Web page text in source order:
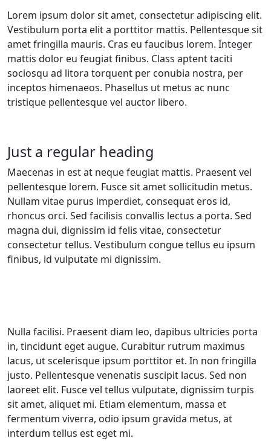
Lorem ipsum dolor sit amet, consectetur adipiscing elit.
Vestibulum porta elit a porttitor mattis. Pellentesque sit
amet fringilla mauris. Cras eu faucibus lorem. Integer
mattis dolor eu feugiat finibus. Class aptent taciti
sociosqu ad litora torquent per conubia nostra, per
inceptos himenaeos. Phasellus ut metus ac nunc
tristique pellentesque vel auctor libero.
Just a regular heading
Maecenas in est at neque feugiat mattis. Praesent vel
pellentesque lorem. Fusce sit amet sollicitudin metus.
Nullam vitae purus imperdiet, consequat eros id,
rhoncus orci. Sed facilisis convallis lectus a porta. Sed
magna dui, dignissim id felis vitae, consectetur
consectetur tellus. Vestibulum congue tellus eu ipsum
finibus, id vulputate mi dignissim.
Nulla facilisi. Praesent diam leo, dapibus ultricies porta
in, tincidunt eget augue. Curabitur rutrum maximus
lacus, ut scelerisque ipsum porttitor et. In non fringilla
justo. Pellentesque venenatis suscipit lacus. Sed non
laoreet elit. Fusce vel tellus vulputate, dignissim turpis
sit amet, aliquet mi. Etiam elementum, massa et
fermentum viverra, odio ipsum gravida metus, at
interdum tellus est eget mi.